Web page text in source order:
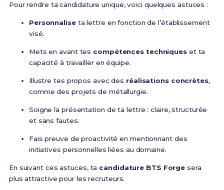
Pour rendre ta candidature unique, voici quelques astuces :
Personnaliseta lettre en fonction de l’établissement
visé.
Mets en avant tes compétences techniqueset ta
capacité à travailler en équipe.
Illustre tes propos avec des réalisations concrètes,
comme des projets de métallurgie.
Soigne la présentation de ta lettre : claire, structurée
et sans fautes.
Fais preuve de proactivité en mentionnant des
initiatives personnelles liées au domaine.
En suivant ces astuces, ta candidature BTS Forge sera
plus attractive pour les recruteurs.